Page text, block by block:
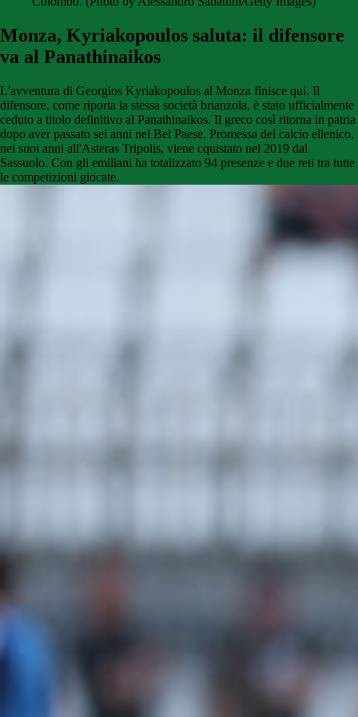
Monza, Kyriakopoulos saluta: il difensore
va al Panathinaikos
L'avventura di Georgios Kyriakopoulos al Monza finisce qui. Il
difensore, come riporta la stessa società brianzola, è stato ufficialmente
ceduto a titolo definitivo al Panathinaikos. Il greco così ritorna in patria
dopo aver passato sei anni nel Bel Paese. Promessa del calcio ellenico,
nei suoi anni all'Asteras Tripolis, viene cquistato nel 2019 dal
Sassuolo. Con gli emiliani ha totalizzato 94 presenze e due reti tra tutte
le competizioni giocate.